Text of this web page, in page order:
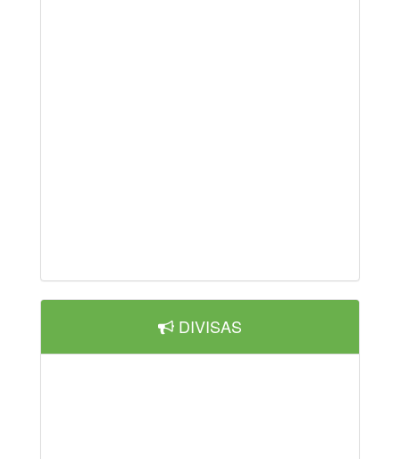
DIVISAS